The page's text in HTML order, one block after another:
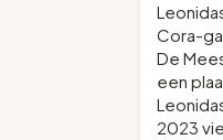
Cora-
De
een
2023